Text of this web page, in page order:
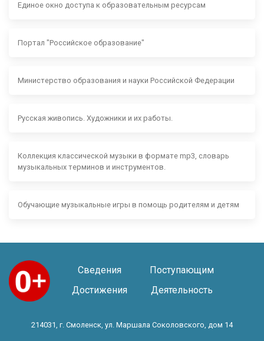
Единое окно доступа к образовательным ресурсам
Портал "Российское образование"
Министерство образования и науки Российской Федерации
Русская живопись. Художники и их работы.
Коллекция классической музыки в формате mp3, словарь
музыкальных терминов и инструментов.
Обучающие музыкальные игры в помощь родителям и детям
Сведения
Поступающим
Достижения
Деятельность
214031, г. Смоленск, ул. Маршала Соколовского, дом 14